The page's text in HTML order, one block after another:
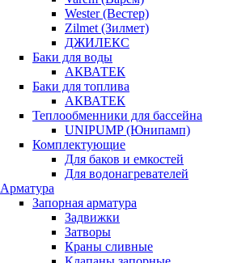
Wester (Вестер)
Zilmet (Зилмет)
ДЖИЛЕКС
Баки для воды
АКВАТЕК
Баки для топлива
АКВАТЕК
Теплообменники для бассейна
UNIPUMP (Юнипамп)
Комплектующие
Для баков и емкостей
Для водонагревателей
Арматура
Запорная арматура
Задвижки
Затворы
Краны сливные